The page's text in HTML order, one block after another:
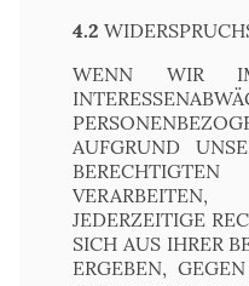
4.2
WENN WIR
AUFGRUND
JEDERZEITIGE
SICH AUS IHRER
ERGEBEN,